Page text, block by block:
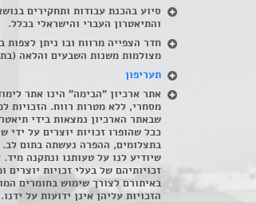
סיוע בהכנת עבודות ותחקירים
והתיאטרון העברי והישראלי בכלל.
מצולמות משנות השבעים והלאה
תעריפון
אתר ארכיון "הבימה" הינו אתר
מסחרי, ללא מטרות רווח. הזכויות
שבאתר הארכיון נמצאות בידי
ככל שהופרו זכויות יוצרים על ידי
בתצלומים, ההפרה נעשתה בתום לב.
שיודיע לנו על טעותנו ונתקנה
זכויותיהם של בעלי זכויות
באיתורם לצורך שימוש בחומרים
הזכויות עליהן אינן ידועות על